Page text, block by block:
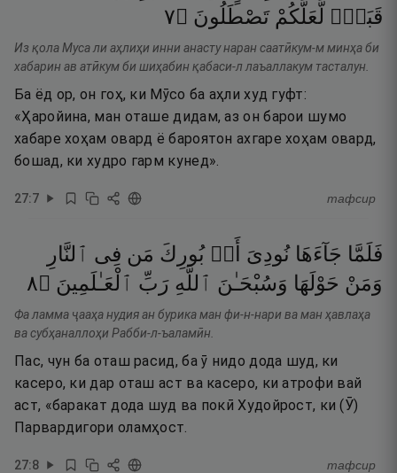
قَبَسٍۢ لَّعَلَّكُمْ تَصْطَلُونَ ۝٧
Из қола Муса ли аҳлиҳи инни анасту наран саатӣкум-м минҳа би
хабарин ав атӣкум би шиҳабин қабаси-л лаъаллакум тасталун.
Ба ёд ор, он гоҳ, ки Мӯсо ба аҳли худ гуфт:
«Ҳаройина, ман оташе дидам, аз он барои шумо
хабаре хоҳам овард ё бароятон ахгаре хоҳам овард,
бошад, ки худро гарм кунед».
27:7 тафсир
فَلَمَّا جَآءَهَا نُودِىَ أَنۢ بُورِكَ مَن فِى ٱلنَّارِ
وَمَنْ حَوْلَهَا وَسُبْحَـٰنَ ٱللَّهِ رَبِّ ٱلْعَـٰلَمِينَ ۝٨
Фа ламма ҷааҳа нудия ан бурика ман фи-н-нари ва ман ҳавлаҳа
ва субҳаналлоҳи Рабби-л-ъаламӣн.
Пас, чун ба оташ расид, ба ӯ нидо дода шуд, ки
касеро, ки дар оташ аст ва касеро, ки атрофи вай
аст, «баракат дода шуд ва покӣ Худойрост, ки (Ӯ)
Парвардигори оламҳост.
27:8 тафсир